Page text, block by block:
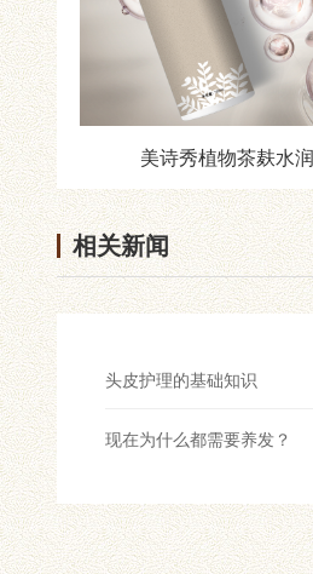
美诗秀植物茶麸水
相关新闻
头皮护理的基础知识
现在为什么都需要养发？